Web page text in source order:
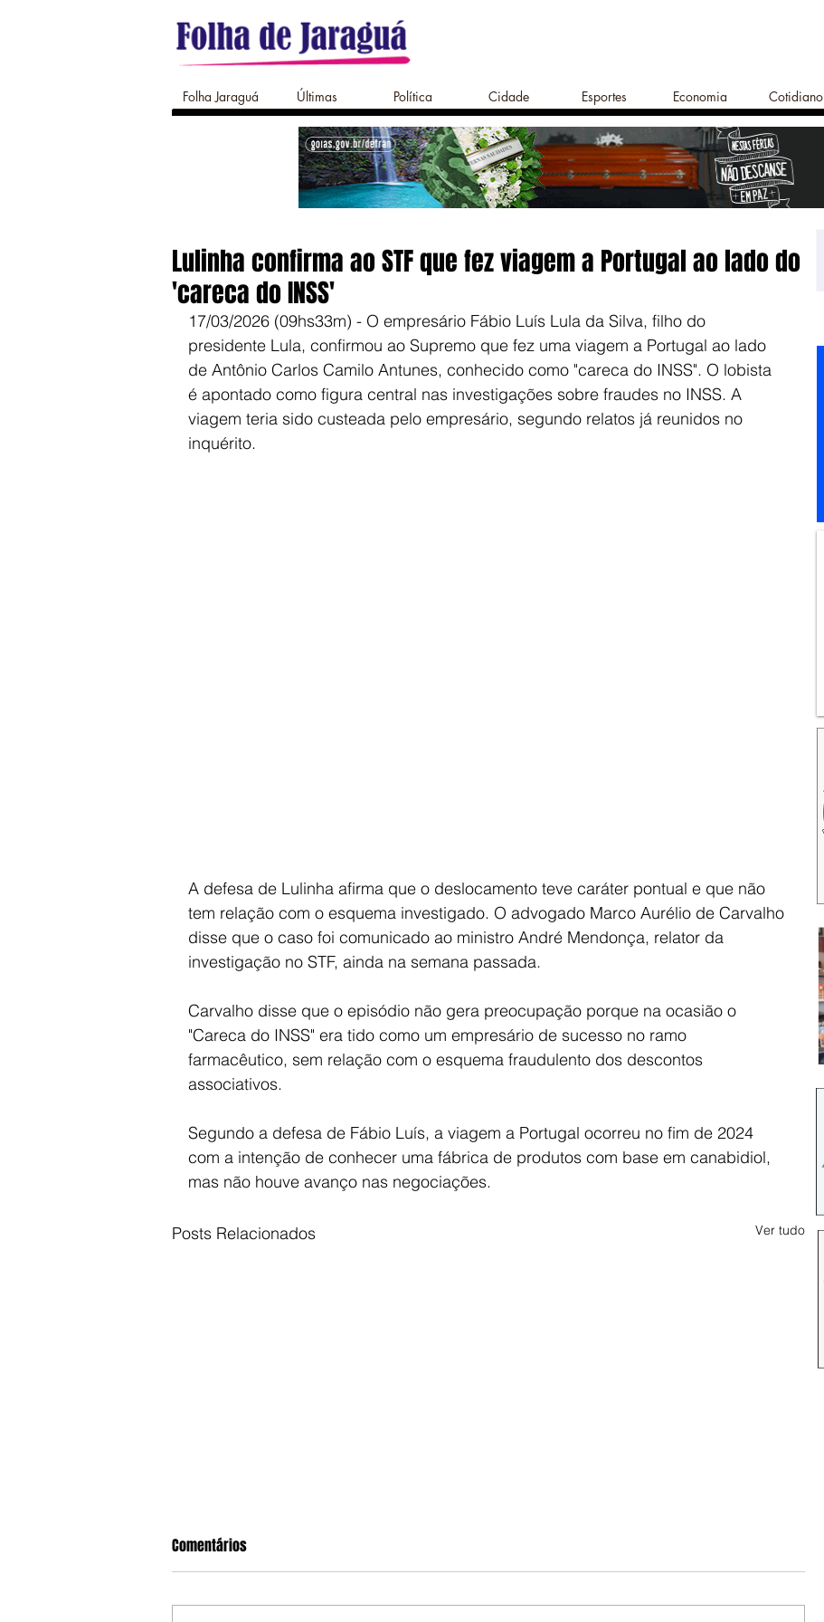
Folha Jaraguá Últimas Política Cidade Esportes Economia Cotidiano
Lulinha confirma ao STF que fez viagem a Portugal ao lado do
'careca do INSS'
17/03/2026 (09hs33m) - O empresário Fábio Luís Lula da Silva, filho do
presidente Lula, confirmou ao Supremo que fez uma viagem a Portugal ao lado
de Antônio Carlos Camilo Antunes, conhecido como "careca do INSS". O lobista
é apontado como figura central nas investigações sobre fraudes no INSS. A
viagem teria sido custeada pelo empresário, segundo relatos já reunidos no
inquérito.
A defesa de Lulinha afirma que o deslocamento teve caráter pontual e que não
tem relação com o esquema investigado. O advogado Marco Aurélio de Carvalho
disse que o caso foi comunicado ao ministro André Mendonça, relator da
investigação no STF, ainda na semana passada.
Carvalho disse que o episódio não gera preocupação porque na ocasião o
"Careca do INSS" era tido como um empresário de sucesso no ramo
farmacêutico, sem relação com o esquema fraudulento dos descontos
associativos.
Segundo a defesa de Fábio Luís, a viagem a Portugal ocorreu no fim de 2024
com a intenção de conhecer uma fábrica de produtos com base em canabidiol,
mas não houve avanço nas negociações.
Posts Relacionados Ver tudo
Comentários